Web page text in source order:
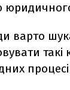
варто
такі